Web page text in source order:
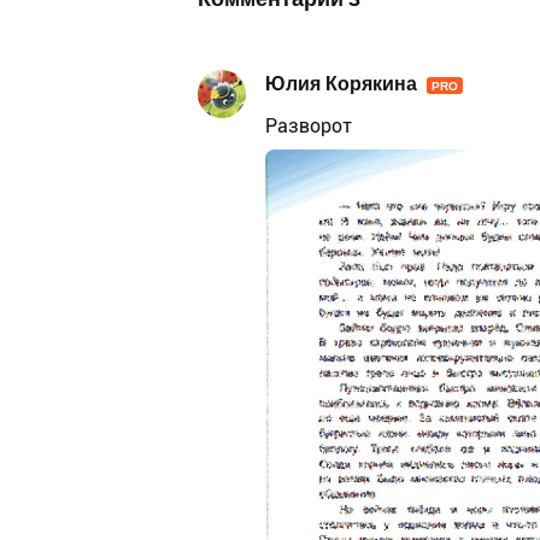
Юлия Корякина PRO
Разворот